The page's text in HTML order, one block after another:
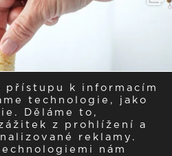
přístupu k informacím
technologie, jako
Děláme to,
z prohlížení a
reklamy.
nám